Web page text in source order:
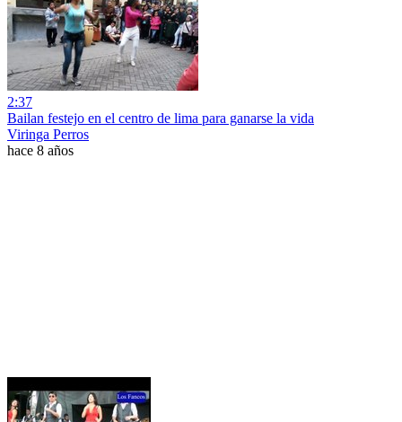
2:37
Bailan festejo en el centro de lima para ganarse la vida
Viringa Perros
hace 8 años